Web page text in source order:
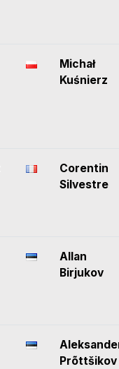
Michał
Kuśnierz
Corentin
Silvestre
Allan
Birjukov
Prõttšikov